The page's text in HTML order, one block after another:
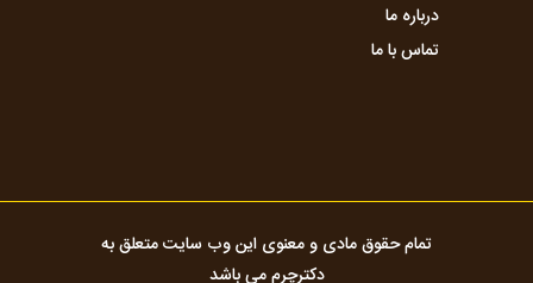
درباره ما
تماس با ما
تمام حقوق مادی و معنوی این وب سایت متعلق به
دکترچرم می باشد